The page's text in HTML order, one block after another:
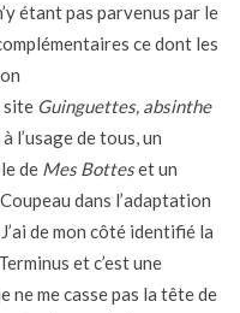
étant pas parvenus par le
ce dont les
site Guinguettes, absinthe
l’usage de tous, un
de Mes Botteset un
dans l’adaptation
de mon côté identifié la
et c’est une
me casse pas la tête de